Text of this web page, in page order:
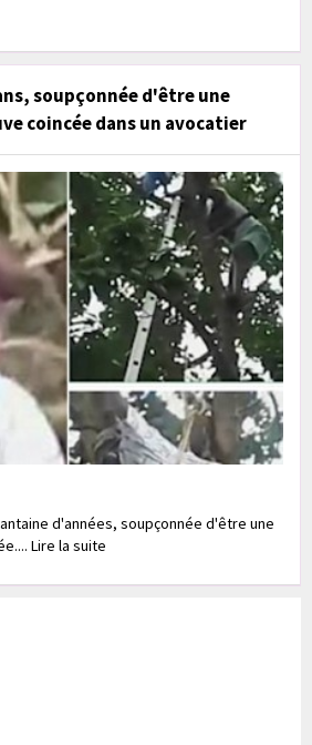
soupçonnée d'être une
coincée dans un avocatier
d'années, soupçonnée d'être une
Lire la suite